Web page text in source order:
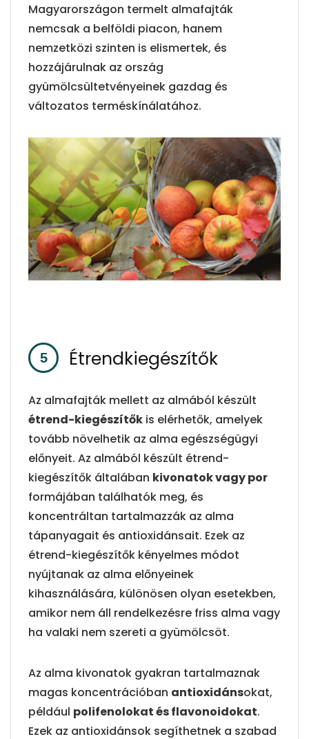
Magyarországon termelt almafajták
nemcsak a belföldi piacon, hanem
nemzetközi szinten is elismertek, és
hozzájárulnak az ország
gyümölcsültetvényeinek gazdag és
változatos terméskínálatához.
Étrendkiegészítők
Az almafajták mellett az almából készült
étrend-kiegészítők is elérhetők, amelyek
tovább növelhetik az alma egészségügyi
előnyeit. Az almából készült étrend-
kiegészítők általában kivonatok vagy por
formájában találhatók meg, és
koncentráltan tartalmazzák az alma
tápanyagait és antioxidánsait. Ezek az
étrend-kiegészítők kényelmes módot
nyújtanak az alma előnyeinek
kihasználására, különösen olyan esetekben,
amikor nem áll rendelkezésre friss alma vagy
ha valaki nem szereti a gyümölcsöt.
Az alma kivonatok gyakran tartalmaznak
magas koncentrációban antioxidánsokat,
például polifenolokat és flavonoidokat.
Ezek az antioxidánsok segíthetnek a szabad